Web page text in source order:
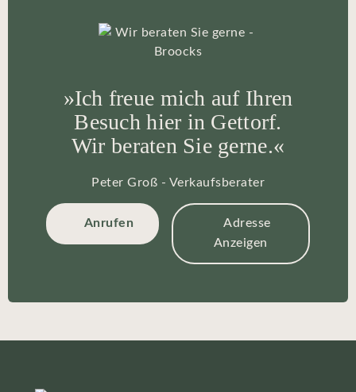
»Ich freue mich auf Ihren
Besuch hier in Gettorf.
Wir beraten Sie gerne.«
Peter Groß - Verkaufsberater
Anrufen
Adresse
Anzeigen